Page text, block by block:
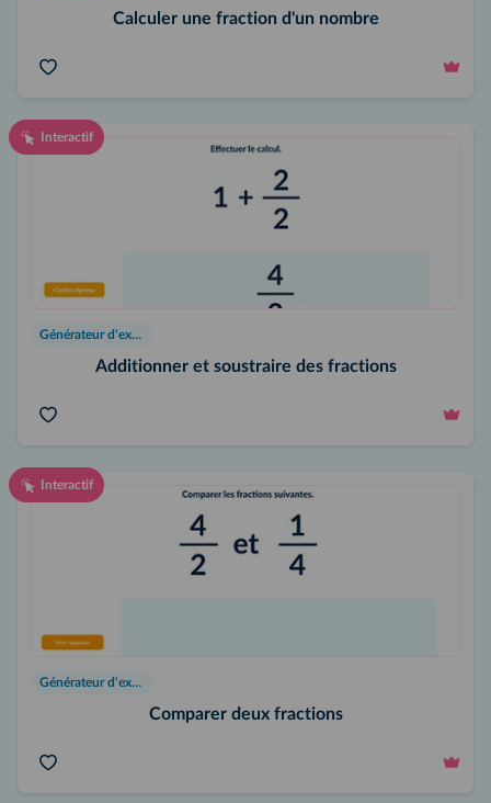
Calculer une fraction d'un nombre
Interactif
Générateur d'exercices
Additionner et soustraire des fractions
Interactif
Générateur d'exercices
Comparer deux fractions